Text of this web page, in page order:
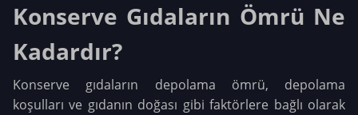
Konserve Gıdaların Ömrü Ne
Kadardır?
Konserve gıdaların depolama ömrü, depolama
koşulları ve gıdanın doğası gibi faktörlere bağlı olarak